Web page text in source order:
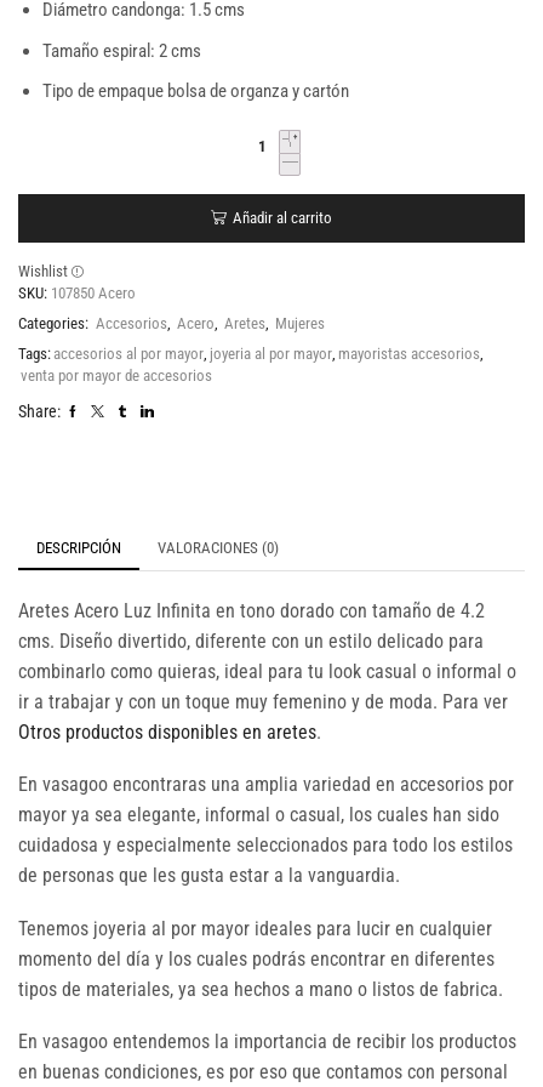
Diámetro candonga: 1.5 cms
Tamaño espiral: 2 cms
Tipo de empaque bolsa de organza y cartón
Añadir al carrito
Wishlist
SKU: 107850 Acero
Categories: Accesorios Acero Aretes Mujeres
Tags: accesorios al por mayor joyeria al por mayor mayoristas accesorios
venta por mayor de accesorios
Share:
DESCRIPCIÓN VALORACIONES (0)
Aretes Acero Luz Infinita en tono dorado con tamaño de 4.2
cms. Diseño divertido, diferente con un estilo delicado para
combinarlo como quieras, ideal para tu look casual o informal o
ir a trabajar y con un toque muy femenino y de moda. Para ver
Otros productos disponibles en aretes.
En vasagoo encontraras una amplia variedad en accesorios por
mayor ya sea elegante, informal o casual, los cuales han sido
cuidadosa y especialmente seleccionados para todo los estilos
de personas que les gusta estar a la vanguardia.
Tenemos joyeria al por mayor ideales para lucir en cualquier
momento del día y los cuales podrás encontrar en diferentes
tipos de materiales, ya sea hechos a mano o listos de fabrica.
En vasagoo entendemos la importancia de recibir los productos
en buenas condiciones, es por eso que contamos con personal